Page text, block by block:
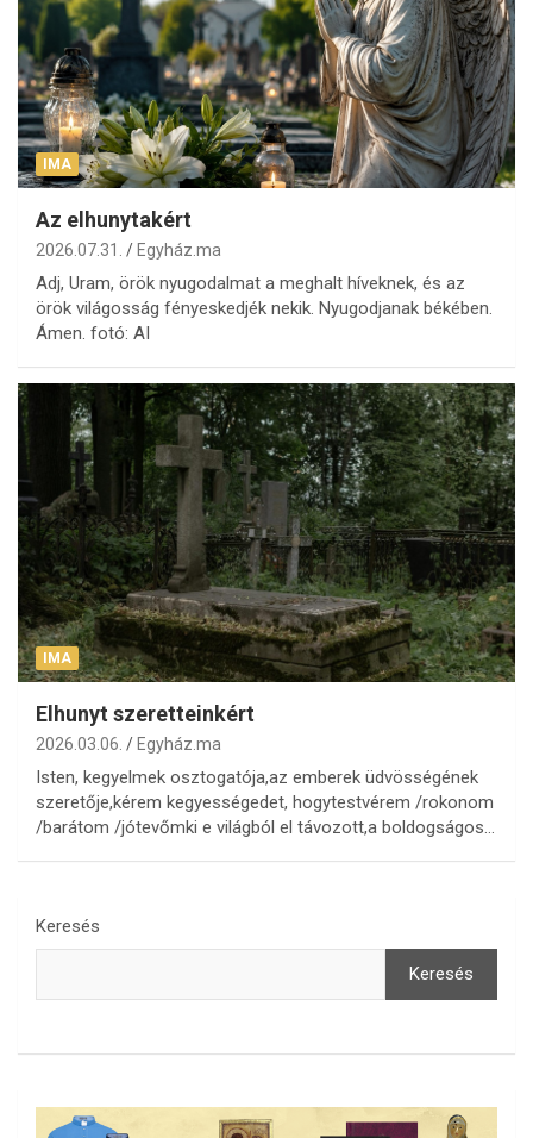
IMA
Az elhunytakért
2026.07.31. Egyház.ma
Adj, Uram, örök nyugodalmat a meghalt híveknek, és az
örök világosság fényeskedjék nekik. Nyugodjanak békében.
Ámen. fotó: AI
IMA
Elhunyt szeretteinkért
2026.03.06. Egyház.ma
Isten, kegyelmek osztogatója,az emberek üdvösségének
szeretője,kérem kegyességedet, hogytestvérem /rokonom
/barátom /jótevőmki e világból el távozott,a boldogságos…
Keresés
Keresés